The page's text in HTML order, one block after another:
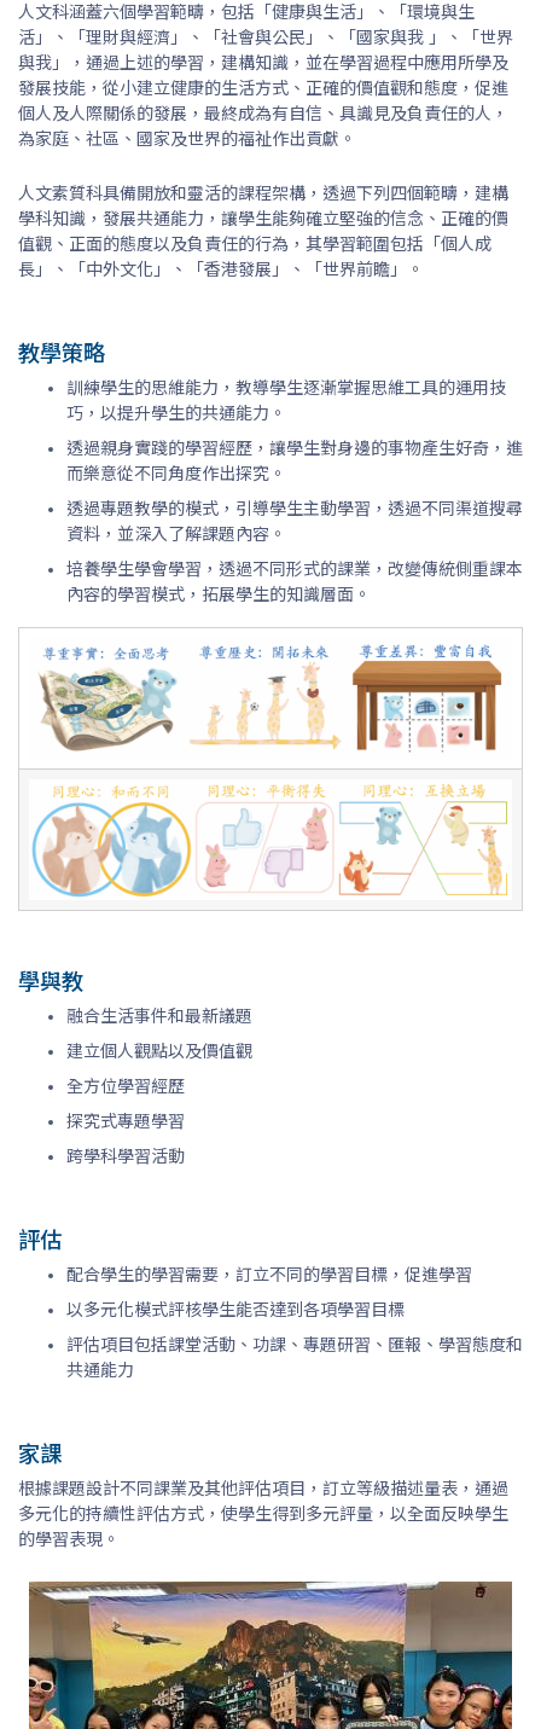
人文科涵蓋六個學習範疇，包括「健康與生活」、「環境與生
活」、「理財與經濟」、「社會與公民」、「國家與我 」、「世界
與我」，通過上述的學習，建構知識，並在學習過程中應用所學及
發展技能，從小建立健康的生活方式、正確的價值觀和態度，促進
個人及人際關係的發展，最終成為有自信、具識見及負責任的人，
為家庭、社區、國家及世界的福祉作出貢獻。
人文素質科具備開放和靈活的課程架構，透過下列四個範疇，建構
學科知識，發展共通能力，讓學生能夠確立堅強的信念、正確的價
值觀、正面的態度以及負責任的行為，其學習範圍包括「個人成
長」、「中外文化」、「香港發展」、「世界前瞻」。
教學策略
訓練學生的思維能力，教導學生逐漸掌握思維工具的運用技
巧，以提升學生的共通能力。
透過親身實踐的學習經歷，讓學生對身邊的事物產生好奇，進
而樂意從不同角度作出探究。
透過專題教學的模式，引導學生主動學習，透過不同渠道搜尋
資料，並深入了解課題內容。
培養學生學會學習，透過不同形式的課業，改變傳統側重課本
內容的學習模式，拓展學生的知識層面。
學與教
融合生活事件和最新議題
建立個人觀點以及價值觀
全方位學習經歷
探究式專題學習
跨學科學習活動
評估
配合學生的學習需要，訂立不同的學習目標，促進學習
以多元化模式評核學生能否達到各項學習目標
評估項目包括課堂活動、功課、專題研習、匯報、學習態度和
共通能力
家課
根據課題設計不同課業及其他評估項目，訂立等級描述量表，通過
多元化的持續性評估方式，使學生得到多元評量，以全面反映學生
的學習表現。